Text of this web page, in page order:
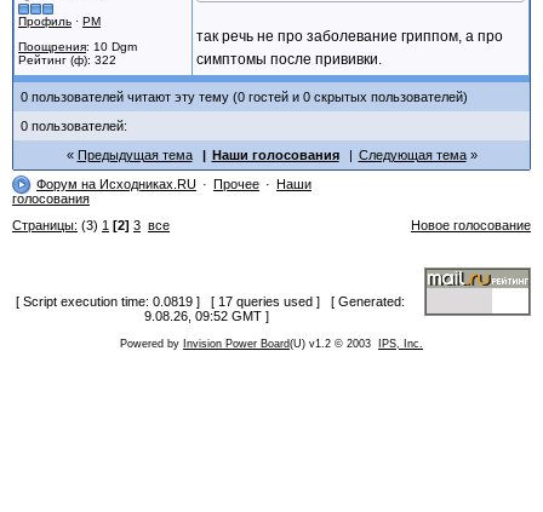
Профиль · PM
Поощрения: 10 Dgm
Рейтинг (ф): 322
так речь не про заболевание гриппом, а про
симптомы после прививки.
0 пользователей читают эту тему (0 гостей и 0 скрытых пользователей)
0 пользователей:
Предыдущая тема
Наши голосования
Следующая тема
Форум на Исходниках.RU
Прочее
Наши
голосования
Страницы: (3) 1 [2] 3 все Новое голосование
[ Script execution time: 0.0819 ] [ 17 queries used ] [ Generated:
9.08.26, 09:52 GMT ]
Powered by Invision Power Board(U) v1.2 © 2003 IPS, Inc.